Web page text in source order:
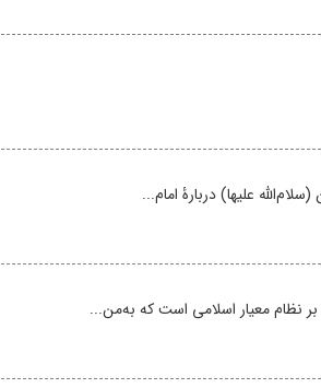
علیها) دربارۂ امام...
بر نظام معیار اسلامی است که به‌من...